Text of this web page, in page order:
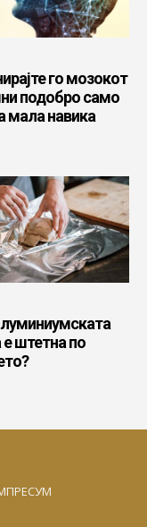
го мозокот
подобро само
мала навика
е штетна по